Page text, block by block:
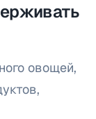
овощей,